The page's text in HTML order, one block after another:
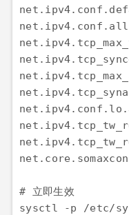
# 立即生效